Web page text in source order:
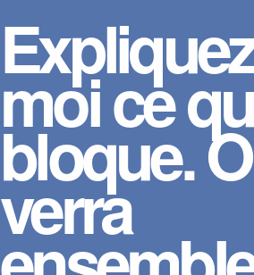
moi ce
bloque.
verra